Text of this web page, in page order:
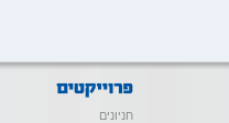
חניונים